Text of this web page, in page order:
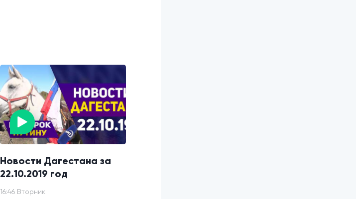
Новости Дагестана за
22.10.2019 год
16:46 Вторник